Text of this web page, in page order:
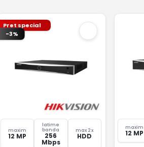
Pret special
-3%
maxim
12 MP
latime
banda
256
Mbps
max 2 x
HDD
maxim
12 MP